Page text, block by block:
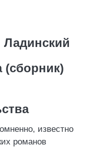
известно
романов